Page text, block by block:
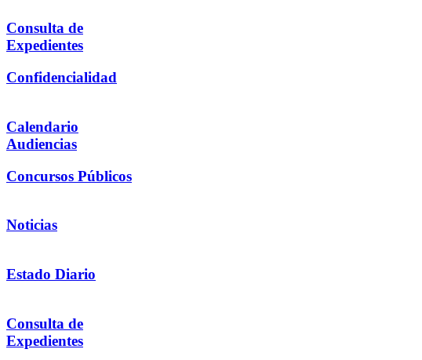
Consulta de
Expedientes
Confidencialidad
Calendario
Audiencias
Concursos Públicos
Noticias
Estado Diario
Consulta de
Expedientes